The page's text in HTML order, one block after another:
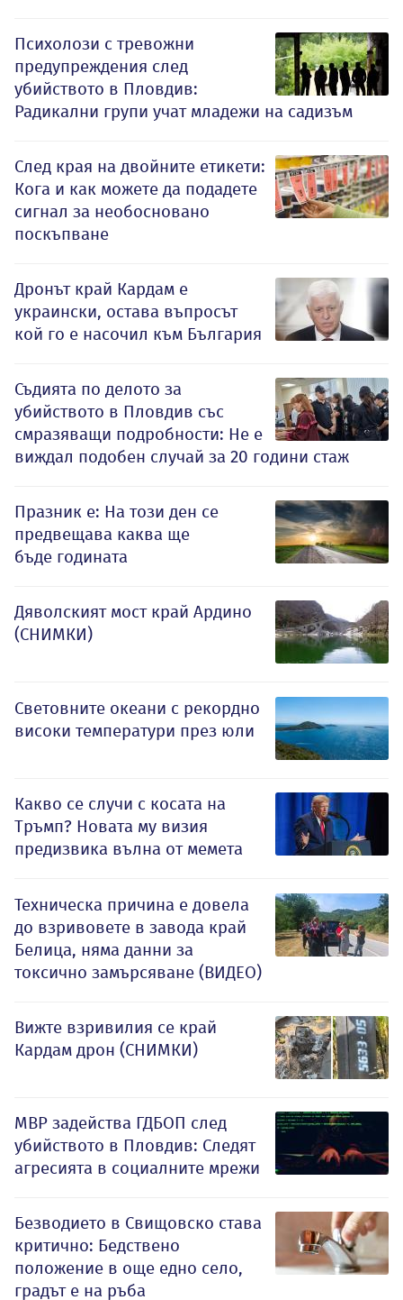
Психолози с тревожни
предупреждения след
убийството в Пловдив:
Радикални групи учат младежи на садизъм
След края на двойните етикети:
Кога и как можете да подадете
сигнал за необосновано
поскъпване
Дронът край Кардам е
украински, остава въпросът
кой го е насочил към България
Съдията по делото за
убийството в Пловдив със
смразяващи подробности: Не е
виждал подобен случай за 20 години стаж
Празник е: На този ден се
предвещава каква ще
бъде годината
Дяволският мост край Ардино
(СНИМКИ)
Световните океани с рекордно
високи температури през юли
Какво се случи с косата на
Тръмп? Новата му визия
предизвика вълна от мемета
Техническа причина е довела
до взривовете в завода край
Белица, няма данни за
токсично замърсяване (ВИДЕО)
Вижте взривилия се край
Кардам дрон (СНИМКИ)
МВР задейства ГДБОП след
убийството в Пловдив: Следят
агресията в социалните мрежи
Безводието в Свищовско става
критично: Бедствено
положение в още едно село,
градът е на ръба